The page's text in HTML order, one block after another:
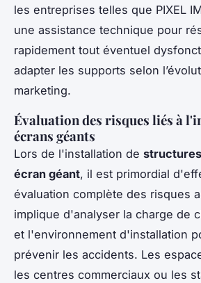
les entreprises telles que PIXEL
une assistance technique pour
rapidement tout éventuel
adapter les supports selon
marketing.
Évaluation des risques liés à
écrans géants
Lors de l'installation de
écran géant, il est primordial
évaluation complète des risques
implique d'analyser la charge de
et l'environnement d'installation
prévenir les accidents. Les
les centres commerciaux ou les